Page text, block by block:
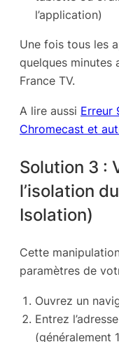
l’application)
Une fois tous les
quelques minutes
France TV.
A lire aussi Erreur
Chromecast et
Solution 3 :
l’isolation
Isolation)
Cette
paramètres de
Ouvrez un
Entrez
(généralement